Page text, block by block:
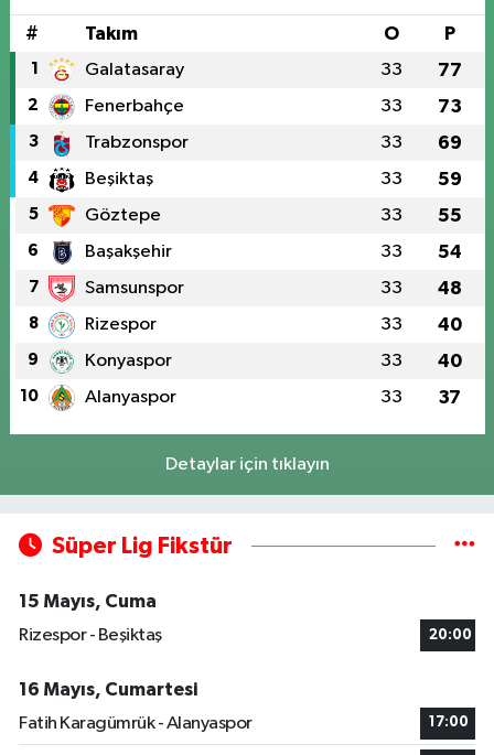
# Takım O P
1 Galatasaray 33 77
2 Fenerbahçe 33 73
3 Trabzonspor 33 69
4 Beşiktaş 33 59
5 Göztepe 33 55
6 Başakşehir 33 54
7 Samsunspor 33 48
8 Rizespor 33 40
9 Konyaspor 33 40
10 Alanyaspor 33 37
Detaylar için tıklayın
Süper Lig Fikstür
15 Mayıs, Cuma
Rizespor - Beşiktaş
20:00
16 Mayıs, Cumartesi
Fatih Karagümrük - Alanyaspor
17:00